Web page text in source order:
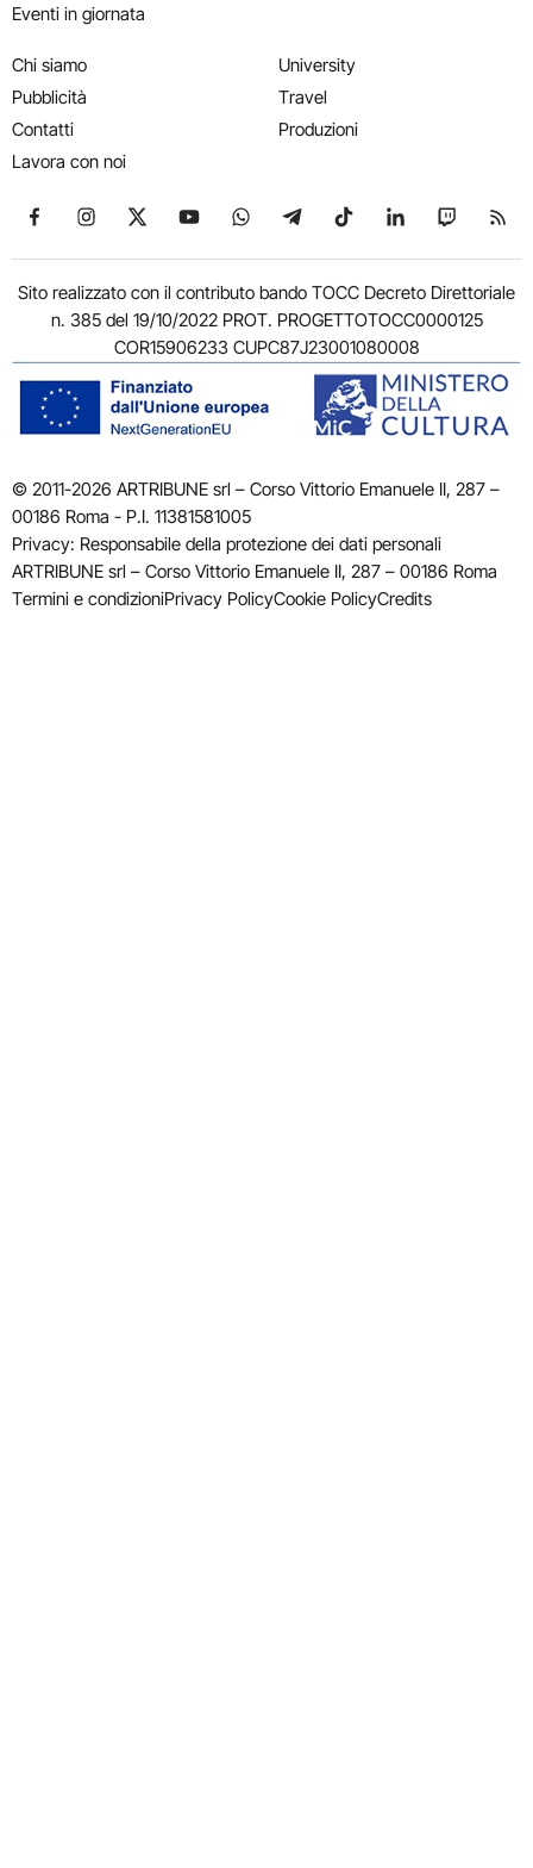
Eventi in giornata
Chi siamo
Pubblicità
Contatti
Lavora con noi
University
Travel
Produzioni
Seguici su Facebook
Seguici su Instagram
Seguici su X
Seguici su YouTube
Seguici su WhatsApp
Seguici su Telegram
Seguici su TikTok
Seguici su
Seguici
Sito realizzato con il contributo bando TOCC Decreto Direttoriale
n. 385 del 19/10/2022 PROT. PROGETTOTOCC0000125
COR15906233 CUPC87J23001080008
© 2011-2026 ARTRIBUNE srl – Corso Vittorio Emanuele II, 287 –
00186 Roma - P.I. 11381581005
Privacy: Responsabile della protezione dei dati personali
ARTRIBUNE srl – Corso Vittorio Emanuele II, 287 – 00186 Roma
Termini e condizioniPrivacy PolicyCookie PolicyCredits